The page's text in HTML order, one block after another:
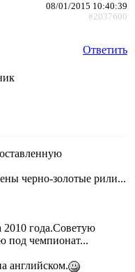
08/01/2015 10:40:39
#2037600
Ответить
черно-золотые рили...
2010 года.Советую
под чемпионат...
английском.